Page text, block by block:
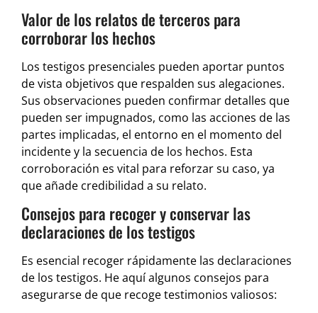
Valor de los relatos de terceros para
corroborar los hechos
Los testigos presenciales pueden aportar puntos
de vista objetivos que respalden sus alegaciones.
Sus observaciones pueden confirmar detalles que
pueden ser impugnados, como las acciones de las
partes implicadas, el entorno en el momento del
incidente y la secuencia de los hechos. Esta
corroboración es vital para reforzar su caso, ya
que añade credibilidad a su relato.
Consejos para recoger y conservar las
declaraciones de los testigos
Es esencial recoger rápidamente las declaraciones
de los testigos. He aquí algunos consejos para
asegurarse de que recoge testimonios valiosos: